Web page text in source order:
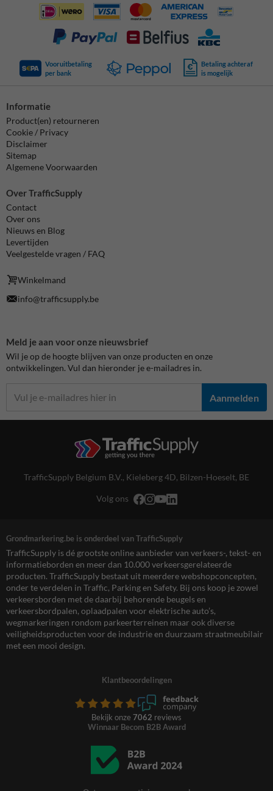
Vooruitbetaling
per bank
Betaling achteraf
is mogelijk
Informatie
Product(en) retourneren
Cookie / Privacy
Disclaimer
Sitemap
Algemene Voorwaarden
Over TrafficSupply
Contact
Over ons
Nieuws en Blog
Levertijden
Veelgestelde vragen / FAQ
Winkelmand
info@trafficsupply.be
Meld je aan voor onze nieuwsbrief
Wil je op de hoogte blijven van onze producten en onze
ontwikkelingen. Vul dan hieronder je e-mailadres in.
Aanmelden
TrafficSupply Belgium B.V., Kieleberg 4D, Bilzen-Hoeselt, BE
Volg ons
Grondmarkering.be is onderdeel van TrafficSupply
TrafficSupply is dé grootste online aanbieder van verkeers-, tekst- en
informatieborden en meer dan 10.000 verkeersgerelateerde
producten. TrafficSupply bestaat uit meerdere webshopconcepten,
onder te verdelen in Traffic, Parking en Safety. Bij ons koop je zowel
verkeersborden met de daarbij behorende beugels en
verkeersbordpalen, oplaadpalen voor elektrische auto’s,
wegmarkeringen rondom parkeerterreinen maar ook diverse
veiligheidsproducten voor de industrie en duurzaam straatmeubilair
met een mooi design.
Klantbeoordelingen
Bekijk onze 7062 reviews
Winnaar Becom B2B Award